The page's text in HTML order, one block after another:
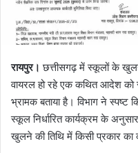
रायपुर। छत्तीसगढ़ में स्कूलों के
वायरल हो रहे एक कथित आदेश को
भ्रामक बताया है। विभाग ने स्पष्ट
स्कूल निर्धारित कार्यक्रम के
खुलने की तिथि में किसी प्रकार का